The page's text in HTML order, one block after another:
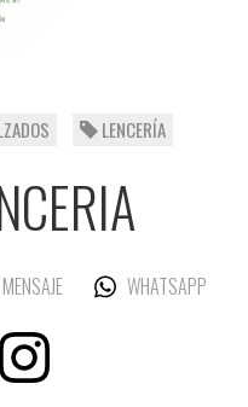
LENCERÍA
WHATSAPP